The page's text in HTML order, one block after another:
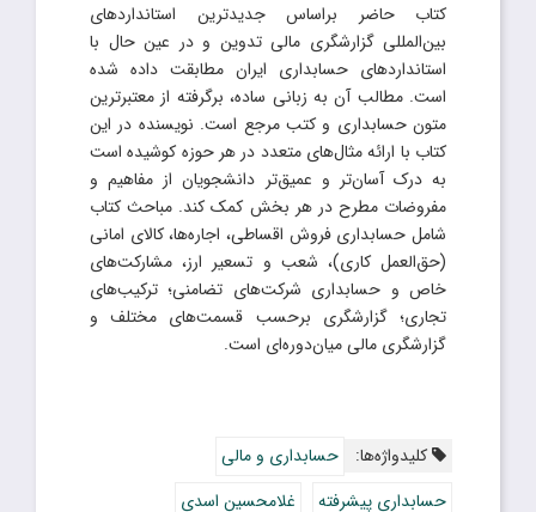
کتاب حاضر براساس جدیدترین استانداردهای
بین‌المللی گزارشگری مالی تدوین و در عین حال با
استانداردهای حسابداری ایران مطابقت داده شده
است. مطالب آن به زبانی ساده، برگرفته از معتبرترین
متون حسابداری و کتب مرجع است. نویسنده در این
کتاب با ارائه مثال‌های متعدد در هر حوزه کوشیده است
به درک آسان‌تر و عمیق‌تر دانشجویان از مفاهیم و
مفروضات مطرح در هر بخش کمک کند. مباحث کتاب
شامل حسابداری فروش اقساطی، اجاره‌ها، کالای امانی
(حق‌العمل‌ کاری)، شعب و تسعیر ارز، مشارکت‌های
خاص و حسابداری شرکت‌های تضامنی؛ ترکیب‌های
تجاری؛ گزارشگری برحسب قسمت‌های مختلف و
گزارشگری مالی میان‌دوره‌ای است.
کلیدواژه‌ها:
حسابداری و مالی
حسابداری پیشرفته
غلامحسین اسدی